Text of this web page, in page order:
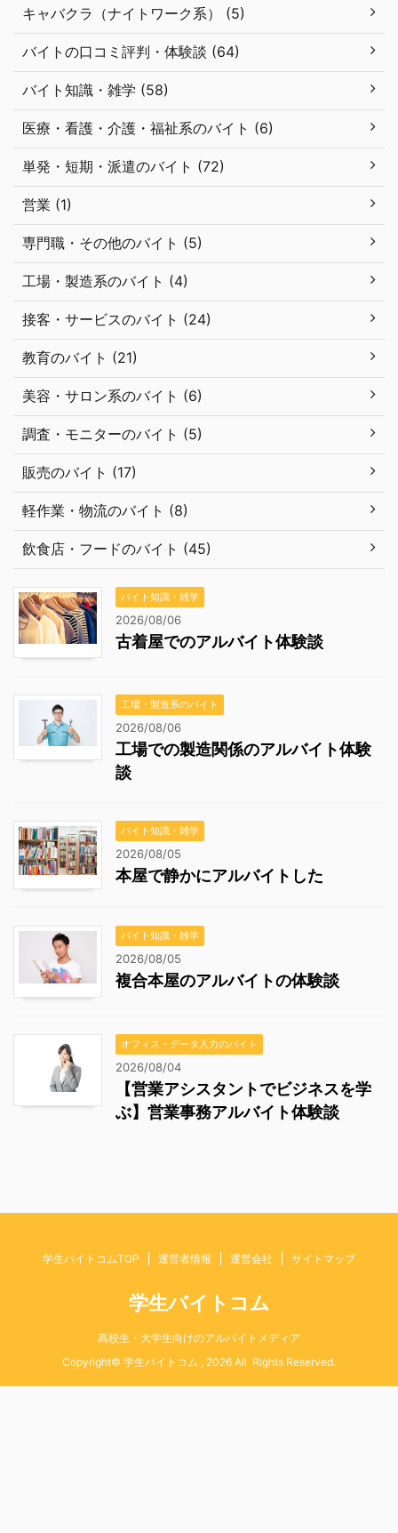
キャバクラ（ナイトワーク系） (5)
バイトの口コミ評判・体験談 (64)
バイト知識・雑学 (58)
医療・看護・介護・福祉系のバイト (6)
単発・短期・派遣のバイト (72)
営業 (1)
専門職・その他のバイト (5)
工場・製造系のバイト (4)
接客・サービスのバイト (24)
教育のバイト (21)
美容・サロン系のバイト (6)
調査・モニターのバイト (5)
販売のバイト (17)
軽作業・物流のバイト (8)
飲食店・フードのバイト (45)
バイト知識・雑学
2026/08/06
古着屋でのアルバイト体験談
工場・製造系のバイト
2026/08/06
工場での製造関係のアルバイト体験
談
バイト知識・雑学
2026/08/05
本屋で静かにアルバイトした
バイト知識・雑学
2026/08/05
複合本屋のアルバイトの体験談
オフィス・データ入力のバイト
2026/08/04
【営業アシスタントでビジネスを学
ぶ】営業事務アルバイト体験談
学生バイトコムTOP 運営者情報 運営会社 サイトマップ
学生バイトコム
高校生・大学生向けのアルバイトメディア
Copyright© 学生バイトコム , 2026 All Rights Reserved.